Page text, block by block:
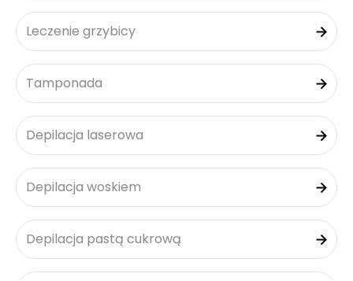
Leczenie grzybicy
Tamponada
Depilacja laserowa
Depilacja woskiem
Depilacja pastą cukrową